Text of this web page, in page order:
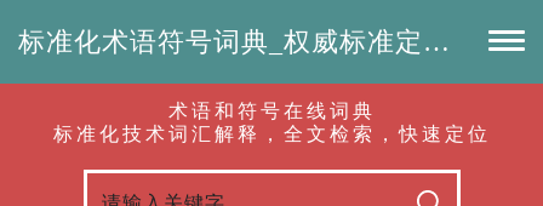
标准化术语符号词典_权威标准定义_专业词汇查询-认准啦（RenZhunLa.com）
术语和符号在线词典
标准化技术词汇解释，全文检索，快速定位